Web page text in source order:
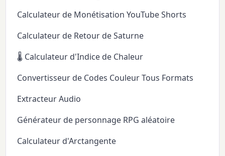
Calculateur de Monétisation YouTube Shorts
Calculateur de Retour de Saturne
🌡️ Calculateur d'Indice de Chaleur
Convertisseur de Codes Couleur Tous Formats
Extracteur Audio
Générateur de personnage RPG aléatoire
Calculateur d'Arctangente